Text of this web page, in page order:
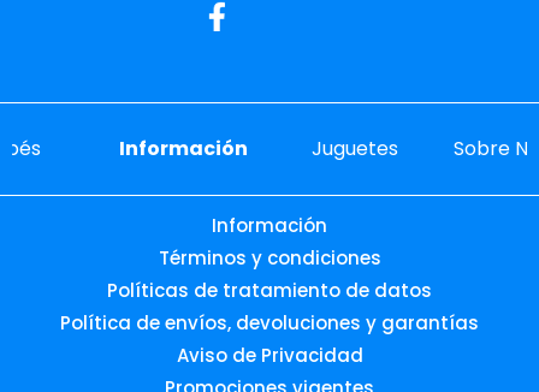
Información Juguetes Sobre
Información
Términos y condiciones
Políticas de tratamiento de datos
Política de envíos, devoluciones y garantías
Aviso de Privacidad